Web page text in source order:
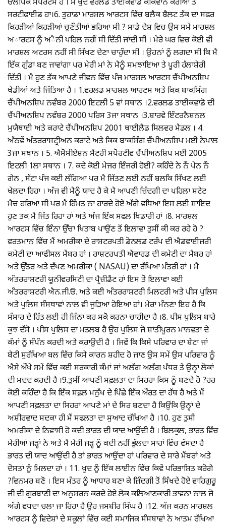
ਓਲੰਪਿਕ ਸਪੋਰਟਸ ਹੈ । ਮੈ ਖੁਦ ਵਰਲਡ ਤਾਈਕਵਾਡੋ ਕੋਕਿਵਾਨ ਕੋਰੀਆ ਤੋ
ਸਰਟੀਫਾਈਡ ਹਾ।6. ਤੁਹਾਡਾ ਮਾਰਸ਼ਲ ਆਰਟਸ ਵਿੱਚ ਬਲੈਕ ਬੈਲਟ ਤੱਕ ਦਾ ਸਫਰ
ਕਿਹੜੀਆਂ ਕਿਹੜੀਆਂ ਚੁਣੌਤੀਆਂ ਭਰਿਆ ਸੀ ? ਸਾਡੇ ਦੇਸ਼ ਵਿਚ ਉਸ ਸਮੇਂ ਮਾਰਸ਼ਲ
ਅਾਰਟਸ ਨੂੰ ਅੈਨੀ ਪਹਿਲ ਨਹੀਂ ਸੀ ਦਿੱਤੀ ਜਾਂਦੀ ਸੀ । ਮੇਰੇ ਘਰ ਵਿਚ ਕੋਈ ਵੀ
ਮਾਰਸ਼ਲ ਅਟਰਸ ਨਹੀਂ ਸੀ ਸਿੱਖਣ ਦੇਣਾ ਚਾਹੁੰਦਾ ਸੀ । ਉਹਨਾਂ ਨੂੰ ਲਗਦਾ ਸੀ ਕਿ ਮੈ
ਇੱਕ ਗੁੰਡਾ ਬਣ ਜਾਵਾਂਗਾ ਪਰ ਮੇਰੀ ਮਾਂ ਨੇ ਮੈਨੂੰ ਸਮਝਾਇਆ ਤੇ ਪੂਰੀ ਹੱਲਾਸ਼ੇਰੀ
ਦਿੱਤੀ । ਮੈ ਹੁਣ ਤੱਕ ਆਪਣੇ ਜੀਵਨ ਵਿੱਚ ਪੰਜ ਮਾਰਸ਼ਲ ਆਰਟਸ ਚੈਂਪੀਅਨਸ਼ਿਪ
ਖੇਡੀਆਂ ਅਤੇ ਜਿੱਤਿਆ ਹੈ । 1.ਵਰਲਡ ਮਾਰਸ਼ਲ ਆਰਟਸ ਅਤੇ ਕਿਕ ਬਾਕਸਿੰਗ
ਚੈਂਪੀਅਨਸ਼ਿਪ ਨਵੰਬਰ 2000 ਇਟਲੀ 5 ਵਾਂ ਸਥਾਨ ।2.ਵਰਲਡ ਤਾਈਕਵਾਂਡੋ ਦੀ
ਚੈਂਪੀਅਨਸ਼ਿਪ ਨਵੰਬਰ 2000 ਪਰਿਸ 3ਜਾ ਸਥਾਨ ।3.ਬਾਰਵੇ ਇੰਟਰਨੈਸ਼ਨਲ
ਮੁਯੈਥਾਈ ਅਤੇ ਕਰਾਟੇ ਚੈਂਪੀਅਨਸ਼ਿਪ 2001 ਥਾਈਲੈਂਡ ਸਿਲਵਰ ਮੈਡਲ । 4.
ਅੱਠਵੇਂ ਅੰਤਰਰਾਸ਼ਟ੍ਰੀਅਨ ਕਰਾਟੇ ਅਤੇ ਕਿਕ ਬਾਕਸਿੰਗ ਚੈਂਪੀਅਨਸ਼ਿਪ ਮਈ ਨੇਪਾਲ
3ਜਾ ਸਥਾਨ । 5. ਐਸੋਸੀਏਸ਼ਨ ਸੈਂਟਰੀ ਸਪੋਰਟੀਵ ਚੈਂਪੀਅਨਸ਼ਿਪ ਮਈ 2005
ਇਟਲੀ 1ਲਾ ਸਥਾਨ । 7. ਕਦੇ ਕੋਈ ਮੇਜਰ ਇੰਜਰੀ ਹੋਈ? ਕਹਿੰਦੇ ਨੇ ਨੌ ਪੇਨ ਨੌ
ਗੇਨ , ਸੱਟਾ ਪੰਜ ਕਈ ਲੱਗਿਆ ਪਰ ਮੈ ਜਿੱਤਣ ਲਈ ਨਹੀਂ ਬਲਕਿ ਸਿੱਖਣ ਲਈ
ਖੇਲਦਾ ਰਿਹਾ । ਅੱਜ ਵੀ ਮੈਨੂੰ ਯਾਦ ਹੈ ਕੇ ਮੈ ਆਪਣੀ ਜ਼ਿੰਦਗੀ ਦਾ ਪਹਿਲਾ ਸਟੇਟ
ਮੈਚ ਹਰਿਆ ਸੀ ਪਰ ਮੈ ਹਿੰਮਤ ਨਾ ਹਾਰਦੇ ਹੋਏ ਅੱਗੇ ਵਧਿਆ ਇਸ ਲਈ ਸ਼ਾਇਦ
ਹੁਣ ਤਕ ਮੈ ਜਿੱਤ ਰਿਹਾ ਹਾਂ ਅਤੇ ਅੱਜ ਇੱਕ ਸਫਲ ਖਿਡਾਰੀ ਹਾਂ ।8. ਮਾਰਸ਼ਲ
ਆਰਟਸ ਵਿੱਚ ਇੰਨਾ ਉੱਚਾ ਖਿਤਾਬ ਪਾਉਂਣ ਤੋਂ ਇਲਾਵਾ ਤੁਸੀਂ ਕੀ ਕਰ ਰਹੇ ਹੋ ?
ਵਰਤਮਾਨ ਵਿੱਚ ਮੈਂ ਅਮਰੀਕਾ ਦੇ ਰਾਸ਼ਟਰਪਤੀ ਡੋਨਲਡ ਟਰੰਪ ਦੀ ਐਡਵਾਈਜ਼ਰੀ
ਕਮੇਟੀ ਦਾ ਆਫੀਸਲ ਮੈਂਬਰ ਹਾਂ । ਰਾਸ਼ਟਰਪਤੀ ਐਵਾਰਡ ਦੀ ਕਮੇਟੀ ਦਾ ਮੈਂਬਰ ਹਾਂ
ਅਤੇ ਉੱਤਰ ਅਤੇ ਦੱਖਣ ਅਮਰੀਕਾ ( NASAU) ਦਾ ਰੱਖਿਆ ਮੰਤਰੀ ਹਾਂ । ਮੈਂ
ਅੰਤਰਰਾਸ਼ਟਰੀ ਯੂਨੀਵਰਸਿਟੀ ਦਾ ਪ੍ਰੈਜ਼ੀਡੈਂਟ ਹਾਂ ਇਸ ਤੋਂ ਇਲਾਵਾ ਕਈ
ਅੰਤਰਰਾਸ਼ਟਰੀ ਐਨ.ਜੀ.ਓ. ਅਤੇ ਕਈ ਅੰਤਰਰਾਸ਼ਟਰੀ ਮਿਲਟਰੀ ਅਤੇ ਪੀਸ ਪੁਲਿਸ
ਅਤੇ ਪੁਲਿਸ ਸੰਸਥਾਵਾਂ ਨਾਲ ਵੀ ਜੁੜਿਆ ਹੋਇਆ ਹਾਂ। ਮੇਰਾ ਮੰਨਣਾ ਇਹ ਹੈ ਕਿ
ਸੰਸਾਰ ਦੇ ਹਿੱਤ ਲਈ ਹੀ ਜਿੰਨਾ ਕਰ ਸਕੋ ਕਰਨਾ ਚਾਹੀਦਾ ਹੈ ।8. ਪੀਸ ਪੁਲਿਸ ਬਾਰੇ
ਕੁਝ ਦੱਸੋ । ਪੀਸ ਪੁਲਿਸ ਦਾ ਮਤਲਬ ਹੈ ਉਹ ਪੁਲਿਸ ਜੋ ਸ਼ਾਂਤੀਪੂਰਨ ਮਾਨਵਤਾ ਦੇ
ਕੰਮਾਂ ਨੂੰ ਸੰਪੰਨ ਕਰਦੀ ਅਤੇ ਕਰਾਉਦੀ ਹੈ । ਜਿਵੇਂ ਕਿ ਕਿਸੇ ਪਰਿਵਾਰ ਦਾ ਬੇਟਾ ਜਾਂ
ਬੇਟੀ ਸੁਰੱਖਿਆ ਬਲ ਵਿੱਚ ਕਿਸੇ ਕਾਰਨ ਸ਼ਹੀਦ ਹੋ ਜਾਣ ਉਸ ਸਮੇਂ ਉਸ ਪਰਿਵਾਰ ਨੂੰ
ਐਸੇ ਔਖੇ ਸਮੇਂ ਵਿੱਚ ਕਈ ਸਰਕਾਰੀ ਕੰਮਾਂ ਜਾਂ ਅਲੱਗ ਅਲੱਗ ਪੱਧਰ ਤੇ ਉਨ੍ਹਾਂ ਲੋਕਾਂ
ਦੀ ਮਦਦ ਕਰਦੀ ਹੈ ।9.ਤੁਸੀਂ ਆਪਣੀ ਸਫ਼ਲਤਾ ਦਾ ਸਿਹਰਾ ਕਿਸ ਨੂੰ ਬਣਦੇ ਹੋ ?ਹਰ
ਕੋਈ ਕਹਿੰਦਾ ਹੈ ਕਿ ਇੱਕ ਸਫ਼ਲ ਮਨੁੱਖ ਦੇ ਪਿੱਛੇ ਇੱਕ ਔਰਤ ਦਾ ਹੱਥ ਹੈ ਅਤੇ ਮੈਂ
ਆਪਣੀ ਸਫ਼ਲਤਾ ਦਾ ਸਿਹਰਾ ਆਪਣੇ ਮਾਂ ਦੇ ਸਿਰ ਬਣਦਾ ਹੈ ਕਿਉਂਕਿ ਉਨ੍ਹਾਂ ਦੇ
ਅਸ਼ੀਰਵਾਦ ਸਦਕਾ ਹੀ ਮੈਂ ਸਫਲਤਾ ਦਾ ਸੁਆਦ ਚੱਖਿਆ ਹੈ ।10. ਹੁਣ ਤੁਸੀਂ
ਅਮਰੀਕਾ ਦੇ ਨਿਵਾਸੀ ਹੋ ਕਦੀ ਭਾਰਤ ਦੀ ਯਾਦ ਆਉਂਦੀ ਹੈ । ਬਿਲਕੁਲ, ਭਾਰਤ ਵਿੱਚ
ਮੇਰੀਆਂ ਜੜ੍ਹਾਂ ਨੇ ਅਤੇ ਮੈਂ ਮੇਰੀ ਜੜ੍ਹ ਨੂੰ ਕਦੀ ਨਹੀਂ ਭੁੱਲਦਾ ਸਾਹਾਂ ਵਿੱਚ ਵੱਸਦਾ ਹੈ
ਭਾਰਤ ਦੀ ਯਾਦ ਆਉਂਦੀ ਹੈ ਤਾਂ ਭਾਰਤ ਆਉਂਦਾ ਹਾਂ ਪਰਿਵਾਰ ਦੇ ਸਾਰੇ ਮੈਂਬਰਾਂ ਅਤੇ
ਦੋਸਤਾਂ ਨੂੰ ਮਿਲਦਾ ਹਾਂ । 11. ਖ਼ੁਦ ਨੂੰ ਇੱਕ ਲਾਈਨ ਵਿੱਚ ਕਿਵੇਂ ਪਰਿਭਾਸ਼ਿਤ ਕਰੋਗੇ
?ਵਿਨਮਰ ਬਣੋ । ਇਸ ਮੰਤਰ ਨੂੰ ਆਧਾਰ ਬਣਾ ਕੇ ਜ਼ਿੰਦਗੀ ਤੋਂ ਸਿੱਖਦੇ ਹੋਏ ਵਾਹਿਗੁਰੂ
ਜੀ ਦੀ ਗੁਰਬਾਣੀ ਦਾ ਅਨੁਸਰਨ ਕਰਦੇ ਹੋਏ ਲੋਕ ਕਲਿਆਣਕਾਰੀ ਭਾਵਨਾ ਨਾਲ ਜੋ
ਅੱਗੇ ਵਧਦਾ ਚਲਾ ਜਾ ਰਿਹਾ ਹੈ ਉਹ ਜਸਬੀਰ ਸਿੰਘ ਹੈ ।12. ਅੱਜ ਕਰਨ ਮਾਰਸ਼ਲ
ਆਰਟਸ ਨੂੰ ਵਿਦੇਸ਼ਾਂ ਦੇ ਸਕੂਲਾਂ ਵਿੱਚ ਕਈ ਸਮਾਜਿਕ ਸੰਸਥਾਵਾਂ ਨੇ ਆਤਮ ਰੱਖਿਆ